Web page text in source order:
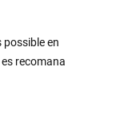
possible en
recomana